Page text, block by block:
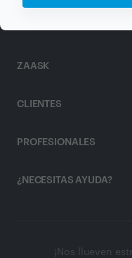
ZAASK
CLIENTES
PROFESIONALES
¿NECESITAS AYUDA?
¡Nos llueven